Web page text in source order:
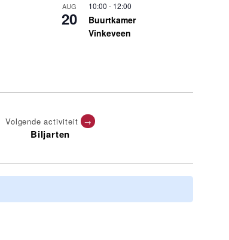
AUG
20
10:00 - 12:00
Buurtkamer
Vinkeveen
Volgende activiteit →
Biljarten